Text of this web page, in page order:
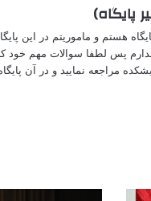
پایگاه)
هستم و ماموریتم در
پس لطفا سوالات مهم خود
مراجعه نمایید و در آن